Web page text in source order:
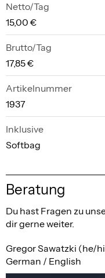
Netto/Tag
15,00 €
Brutto/Tag
17,85 €
Artikelnummer
1937
Inklusive
Softbag
Beratung
Du hast Fragen zu
dir gerne weiter.
Gregor Sawatzki (he/
German / English